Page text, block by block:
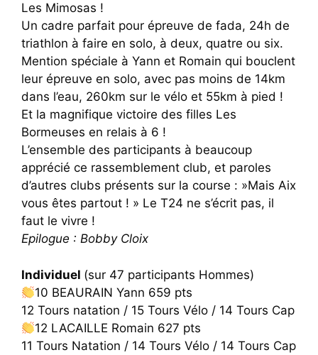
Les Mimosas !
Un cadre parfait pour épreuve de fada, 24h de
triathlon à faire en solo, à deux, quatre ou six.
Mention spéciale à Yann et Romain qui bouclent
leur épreuve en solo, avec pas moins de 14km
dans l’eau, 260km sur le vélo et 55km à pied !
Et la magnifique victoire des filles Les
Bormeuses en relais à 6 !
L’ensemble des participants à beaucoup
apprécié ce rassemblement club, et paroles
d’autres clubs présents sur la course : »Mais Aix
vous êtes partout ! » Le T24 ne s’écrit pas, il
faut le vivre !
Epilogue : Bobby Cloix
Individuel (sur 47 participants Hommes)
10 BEAURAIN Yann 659 pts
12 Tours natation / 15 Tours Vélo / 14 Tours Cap
12 LACAILLE Romain 627 pts
11 Tours Natation / 14 Tours Vélo / 14 Tours Cap